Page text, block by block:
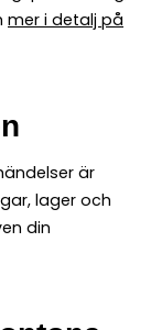
mer i detalj på
är
lager och
din